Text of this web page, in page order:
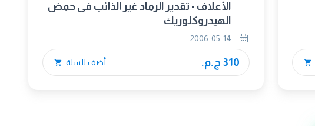
الأعلاف - تقدير الرماد غير الذائب فى حمض
الهيدروكلوريك
310 ج.م. أضف للسلة